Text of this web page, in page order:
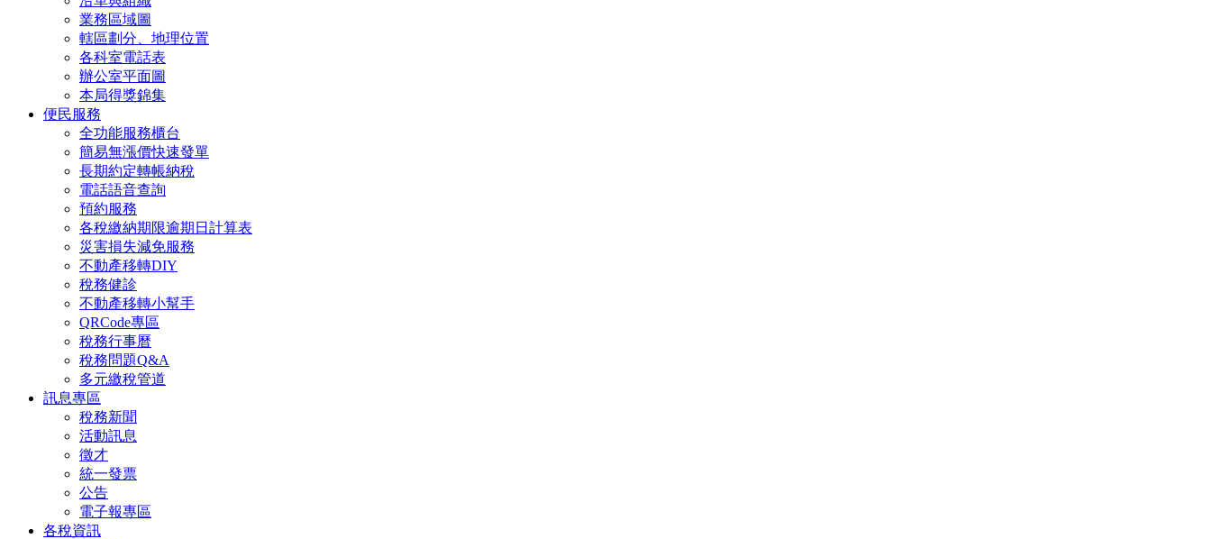
業務區域圖
轄區劃分、地理位置
各科室電話表
辦公室平面圖
本局得獎錦集
便民服務
全功能服務櫃台
簡易無漲價快速發單
長期約定轉帳納稅
電話語音查詢
預約服務
各稅繳納期限逾期日計算表
災害損失減免服務
不動產移轉DIY
稅務健診
不動產移轉小幫手
QRCode專區
稅務行事曆
稅務問題Q&A
多元繳稅管道
訊息專區
稅務新聞
活動訊息
徵才
統一發票
公告
電子報專區
各稅資訊